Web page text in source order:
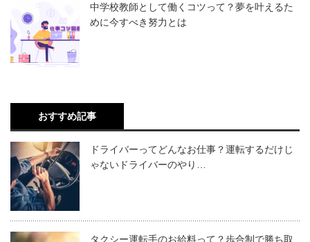
中学校教師として働くコツって？夢を叶えるた
めに今すべき努力とは
おすすめ記事
ドライバーってどんなお仕事？運転するだけじ
ゃないドライバーのやり…
タクシー運転手のお給料って？歩合制で勝ち取